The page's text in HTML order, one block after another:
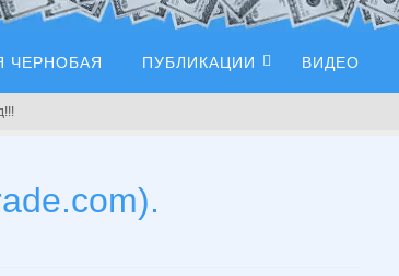
ЧЕРНОБАЯ ПУБЛИКАЦИИ ВИДЕО